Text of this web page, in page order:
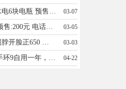
电动三轮车:电动三轮车水电6块电瓶 预售:12000元 电话18630169597 03-07
汇祥跑步机:跑步机价格低 预售:200元 电话15833637608 03-05
柯基:两月全部都是三通大围脖开脸正650 预售:650元 电话18331998883 03-03
华为手环9 MP3/MP4:华为手环9自用一年，因跑步需要提升装备遂低价处理。 预售:100元 电话15131973667 04-22